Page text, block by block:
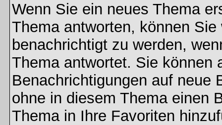
Wenn Sie ein neues Thema
Thema antworten, können
benachrichtigt zu werden,
Thema antwortet. Sie können
Benachrichtigungen auf neue
ohne in diesem Thema einen
Thema in Ihre Favoriten